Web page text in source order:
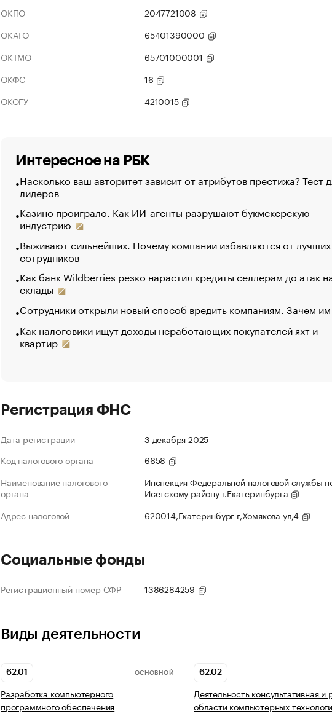
ОКПО
2047721008
ОКАТО
65401390000
ОКТМО
65701000001
ОКФС
16
ОКОГУ
4210015
Интересное на РБК
Насколько ваш авторитет зависит от атрибутов престижа? Тест
лидеров
Казино проиграло. Как ИИ-агенты разрушают букмекерскую
индустрию
Выживают сильнейших. Почему компании избавляются от лучших
сотрудников
Как банк Wildberries резко нарастил кредиты селлерам до атак
склады
Сотрудники открыли новый способ вредить компаниям. Зачем
Как налоговики ищут доходы неработающих покупателей яхт и
квартир
Регистрация ФНС
Дата регистрации
3 декабря 2025
Код налогового органа
6658
Наименование налогового
органа
Инспекция Федеральной налоговой службы
Исетскому району г.Екатеринбурга
Адрес налоговой
620014,Екатеринбург г,Хомякова ул,4
Социальные фонды
Регистрационный номер СФР 1386284259
Виды деятельности
62.01 ОСНОВНОЙ
Разработка компьютерного
программного обеспечения
62.02
Деятельность консультативная и
области компьютерных